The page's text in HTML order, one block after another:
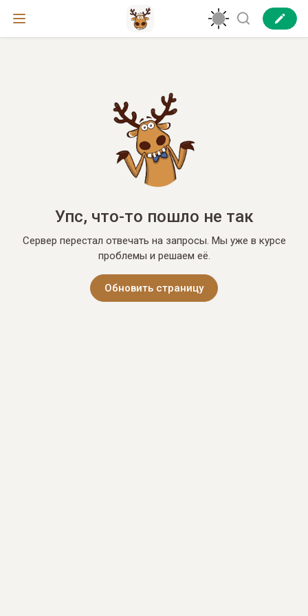
Упс, что-то пошло не так
Сервер перестал отвечать на запросы. Мы уже в курсе
проблемы и решаем её.
Обновить страницу